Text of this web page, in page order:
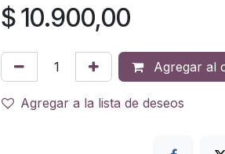
$10.900,00
Agregar al
Agregar a la lista de deseos